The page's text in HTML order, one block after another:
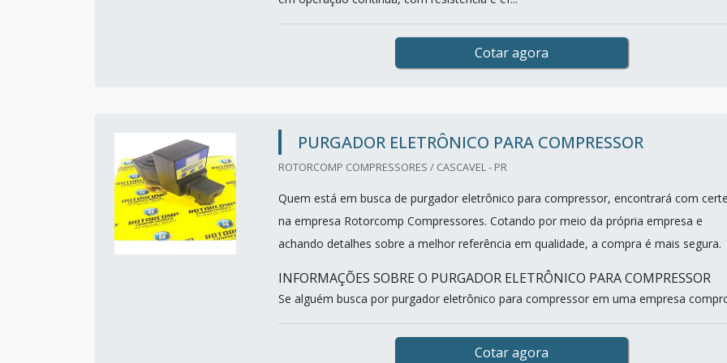
Cotar agora
PURGADOR ELETRÔNICO PARA COMPRESSOR
ROTORCOMP COMPRESSORES / CASCAVEL - PR
Quem está em busca de purgador eletrônico para compressor, encontrará com
na empresa Rotorcomp Compressores. Cotando por meio da própria empresa e
achando detalhes sobre a melhor referência em qualidade, a compra é mais segura.
INFORMAÇÕES SOBRE O PURGADOR ELETRÔNICO PARA COMPRESSOR
Se alguém busca por purgador eletrônico para compressor em uma empresa
Cotar agora